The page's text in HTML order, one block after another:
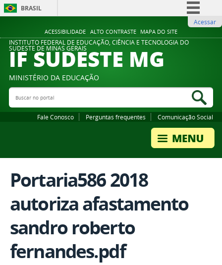
ACESSIBILIDADE ALTO CONTRASTE MAPA DO SITE
BRASIL
Comunica BR
Participe
Legislação
Acessar
INSTITUTO FEDERAL DE EDUCAÇÃO, CIÊNCIA E TECNOLOGIA DO
SUDESTE DE MINAS GERAIS
IF SUDESTE MG
MINISTÉRIO DA EDUCAÇÃO
Buscar no portal
Fale Conosco Perguntas frequentes Comunicação Social
Portaria586 2018
autoriza afastamento
sandro roberto
fernandes.pdf